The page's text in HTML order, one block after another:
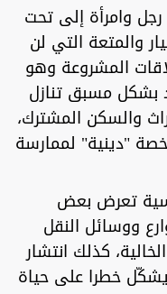
وامرأة إلى تحت
والمتعة التي لن
المشروعة وهو
بشكل مسبق تنازل
والسكن المشترك،
"دينية" لممارسة
تعرض بعض
ووسائل النقل
كذلك انتشار
خطرا على حياة